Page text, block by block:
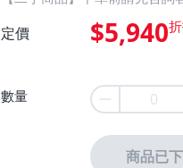
定價 $5,940
數量
商品已